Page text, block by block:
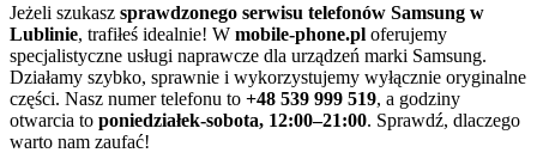
Jeżeli szukasz sprawdzonego serwisu telefonów Samsung w
Lublinie, trafiłeś idealnie! W mobile-phone.pl oferujemy
specjalistyczne usługi naprawcze dla urządzeń marki Samsung.
Działamy szybko, sprawnie i wykorzystujemy wyłącznie oryginalne
części. Nasz numer telefonu to +48 539 999 519, a godziny
otwarcia to poniedziałek-sobota, 12:00–21:00. Sprawdź, dlaczego
warto nam zaufać!